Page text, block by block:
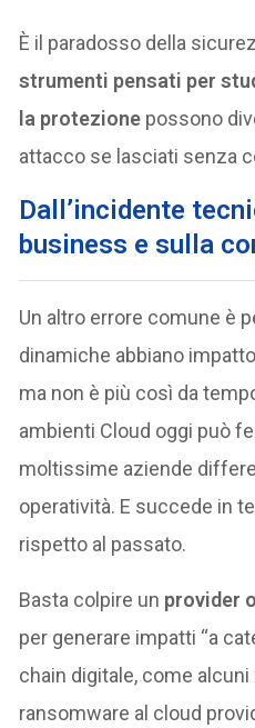
È il paradosso della
strumenti pensati per
la protezione possono
attacco se lasciati senza
Dall’incidente
business e sulla
Un altro errore comune è
dinamiche abbiano
ma non è più così da
ambienti Cloud oggi può
moltissime aziende
operatività. E succede in
rispetto al passato.
Basta colpire un provider
per generare impatti “a
chain digitale, come
ransomware al cloud